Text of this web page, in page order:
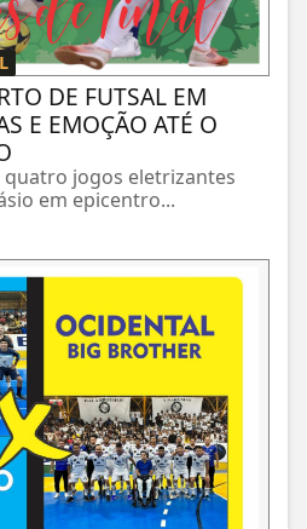
DE FUTSAL EM
E EMOÇÃO ATÉ O
quatro jogos eletrizantes
em epicentro...